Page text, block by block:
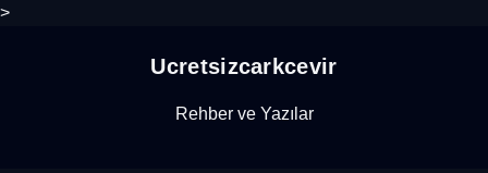
>
Ucretsizcarkcevir
Rehber ve Yazılar